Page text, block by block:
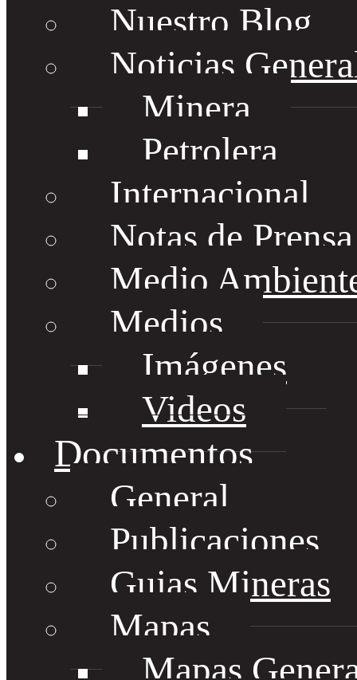
Nuestro Blog
Noticias
Minera
Petrolera
Internacional
Notas de
Medio
Medios
Imágenes
Videos
Documentos
General
Publicaciones
Guias Mineras
Mapas
Mapas